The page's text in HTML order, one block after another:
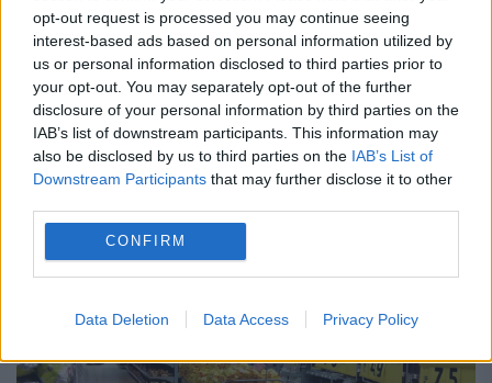
opt-out request is processed you may continue seeing
interest-based ads based on personal information utilized by
us or personal information disclosed to third parties prior to
your opt-out. You may separately opt-out of the further
disclosure of your personal information by third parties on the
IAB’s list of downstream participants. This information may
also be disclosed by us to third parties on the IAB’s List of
Downstream Participants that may further disclose it to other
CONFIRM
Data Deletion Data Access Privacy Policy
Mihaela Bilic a vorbit despre beneficiile
iaurtului, unul dintre produsele lactate
preferate de români. De altfel, nutriționistul
a explicat că acest produs poate fi mâncat
inclusiv după ce termenul de...